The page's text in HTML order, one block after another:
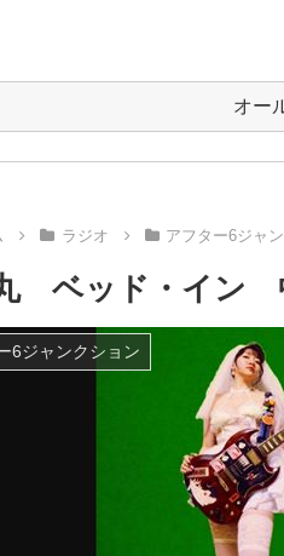
オー
ラジオ アフター6ジャ
ベッド・イン
6ジャンクション